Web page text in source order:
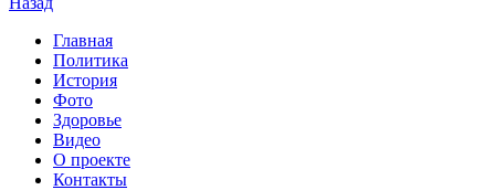
Главная
Политика
История
Фото
Здоровье
Видео
О проекте
Контакты